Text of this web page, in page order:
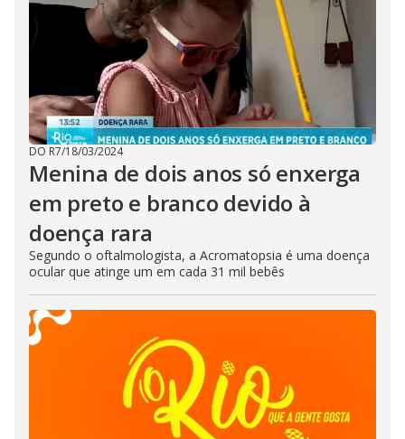
DO R7/18/03/2024
Menina de dois anos só enxerga
em preto e branco devido à
doença rara
Segundo o oftalmologista, a Acromatopsia é uma doença
ocular que atinge um em cada 31 mil bebês